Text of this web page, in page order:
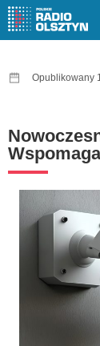
Opublikowany